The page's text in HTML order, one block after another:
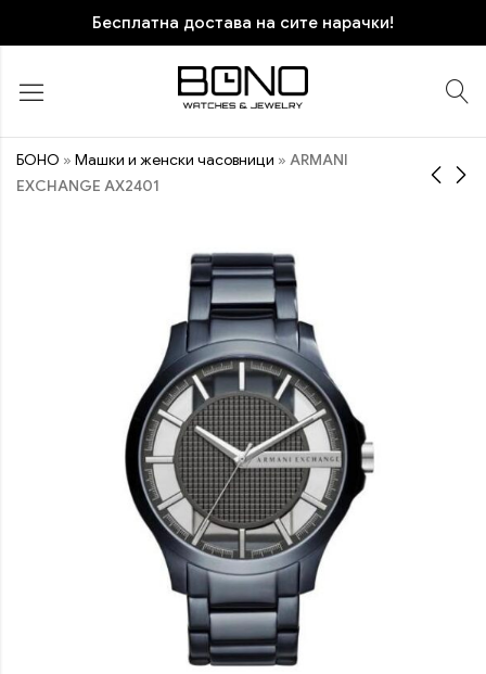
Бесплатна достава на сите нарачки!
БОНО » Машки и женски часовници » ARMANI
EXCHANGE AX2401
AX2194
12.970